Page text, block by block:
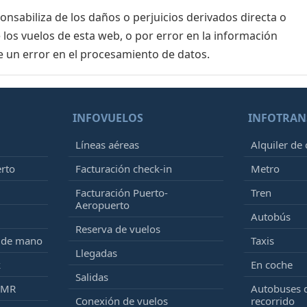
de los daños o perjuicios derivados directa o
vuelos de esta web, o por error en la información
error en el procesamiento de datos.
mano
INFOVUELOS
Líneas aéreas
Facturación check-in
Facturación Puerto-
Aeropuerto
Reserva de vuelos
Llegadas
Salidas
Conexión de vuelos
Alquiler de
Metro
Tren
Autobús
Taxis
En coche
Autobuses
recorrido